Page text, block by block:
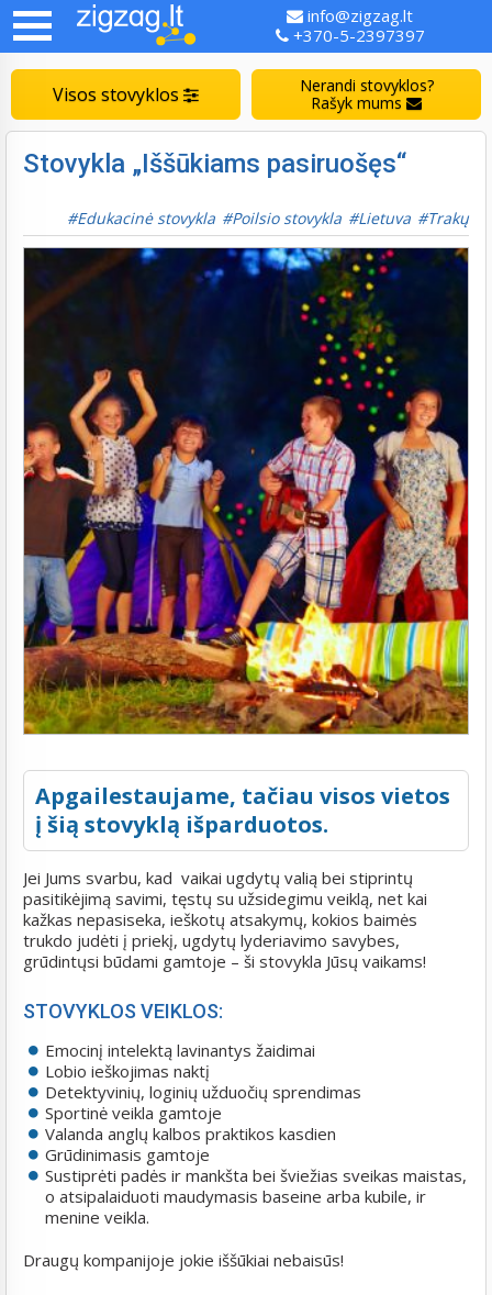
info@zigzag.lt
+370-5-2397397
Visos stovyklos
Nerandi stovyklos?
Rašyk mums
Stovykla „Iššūkiams pasiruošęs“
Edukacinė stovykla Poilsio stovykla Lietuva Trakų
Apgailestaujame, tačiau visos vietos
į šią stovyklą išparduotos.
Jei Jums svarbu, kad vaikai ugdytų valią bei stiprintų
pasitikėjimą savimi, tęstų su užsidegimu veiklą, net kai
kažkas nepasiseka, ieškotų atsakymų, kokios baimės
trukdo judėti į priekį, ugdytų lyderiavimo savybes,
grūdintųsi būdami gamtoje – ši stovykla Jūsų vaikams!
STOVYKLOS VEIKLOS:
Emocinį intelektą lavinantys žaidimai
Lobio ieškojimas naktį
Detektyvinių, loginių užduočių sprendimas
Sportinė veikla gamtoje
Valanda anglų kalbos praktikos kasdien
Grūdinimasis gamtoje
Sustiprėti padės ir mankšta bei šviežias sveikas maistas,
o atsipalaiduoti maudymasis baseine arba kubile, ir
menine veikla.
Draugų kompanijoje jokie iššūkiai nebaisūs!